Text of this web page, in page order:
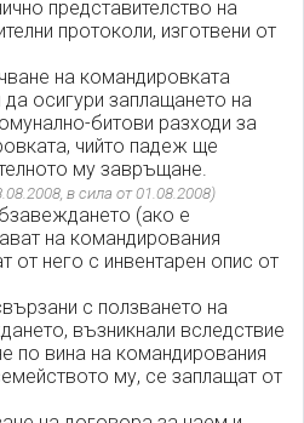
представителство на
протоколи, изготвени от
на командировката
осигури заплащането на
битови разходи за
чийто падеж ще
му завръщане.
в сила от 01.08.2008)
(ако е
на командирования
от него с инвентарен опис от
с ползването на
възникнали вследствие
по вина на командирования
му, се заплащат от